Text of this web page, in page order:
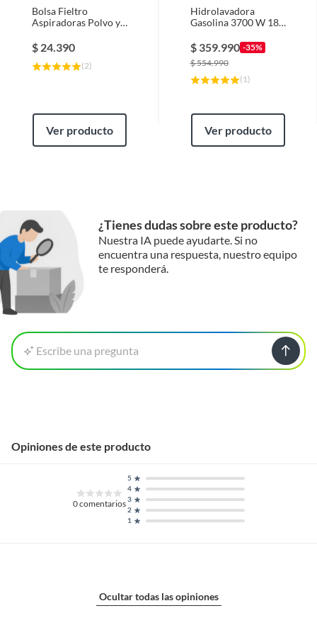
POTENCIA MÁXIMA DE 4,25 HP
ASPIRADORAS PARA MATERIALES
RUEDAS Y MANGUERAS
HÚMEDOS/SECOS
Bolsa Fieltro
Aspiradoras Polvo y
WD6
$ 24.390
(2)
Ver producto
Hidrolavadora
Gasolina 3700 W 186
$ 359.990 -35%
$554.990
( 1)
Ver producto
¿Tienes dudas sobre este producto?
Nuestra IA puede ayudarte. Si no
encuentra una respuesta, nuestro equipo
te responderá.
Escribe una pregunta
Opiniones de este producto
0comentarios
1
2
3
4
5
Ocultar todas las opiniones